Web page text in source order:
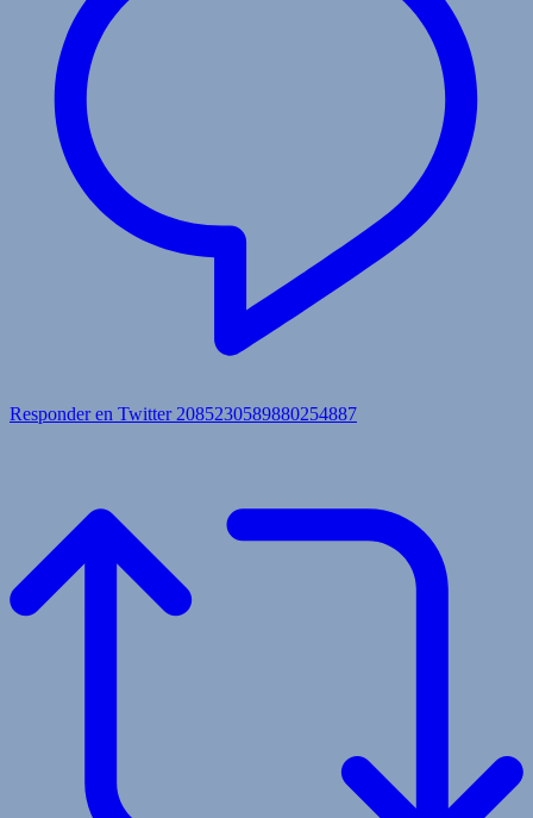
Responder en Twitter 2085230589880254887